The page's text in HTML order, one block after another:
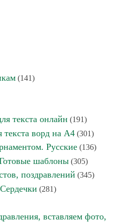
(141)
текста онлайн (191)
текста ворд на А4 (301)
Русские (136)
шаблоны (305)
поздравлений (345)
(281)
вставляем фото,